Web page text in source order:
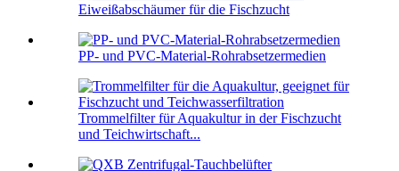
Eiweißabschäumer für die Fischzucht
PP- und PVC-Material-Rohrabsetzermedien
Trommelfilter für Aquakultur in der Fischzucht
und Teichwirtschaft...